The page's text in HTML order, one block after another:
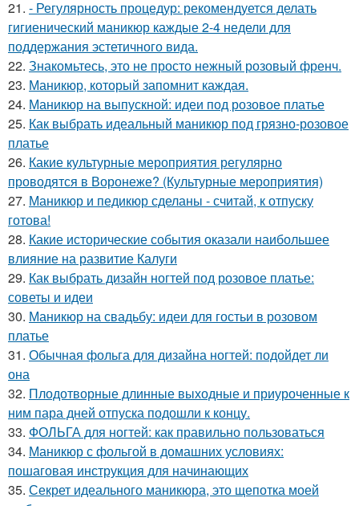
21. - Регулярность процедур: рекомендуется делать
гигиенический маникюр каждые 2-4 недели для
поддержания эстетичного вида.
22. Знакомьтесь, это не просто нежный розовый френч.
23. Маникюр, который запомнит каждая.
24. Маникюр на выпускной: идеи под розовое платье
25. Как выбрать идеальный маникюр под грязно-розовое
платье
26. Какие культурные мероприятия регулярно
проводятся в Воронеже? (Культурные мероприятия)
27. Маникюр и педикюр сделаны - считай, к отпуску
готова!
28. Какие исторические события оказали наибольшее
влияние на развитие Калуги
29. Как выбрать дизайн ногтей под розовое платье:
советы и идеи
30. Маникюр на свадьбу: идеи для гостьи в розовом
платье
31. Обычная фольга для дизайна ногтей: подойдет ли
она
32. Плодотворные длинные выходные и приуроченные к
ним пара дней отпуска подошли к концу.
33. ФОЛЬГА для ногтей: как правильно пользоваться
34. Маникюр с фольгой в домашних условиях:
пошаговая инструкция для начинающих
35. Секрет идеального маникюра, это щепотка моей